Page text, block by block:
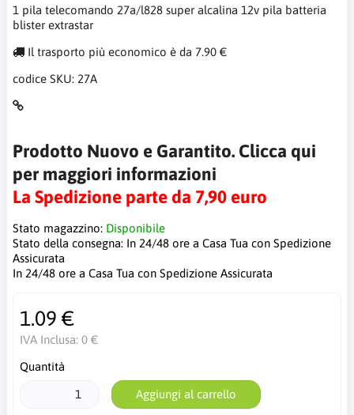
1 pila telecomando 27a/l828 super alcalina 12v pila batteria
blister extrastar
Il trasporto più economico è da 7.90 €
codice SKU: 27A
Prodotto Nuovo e Garantito. Clicca qui
per maggiori informazioni
La Spedizione parte da 7,90 euro
Stato magazzino: Disponibile
Stato della consegna: In 24/48 ore a Casa Tua con Spedizione
Assicurata
In 24/48 ore a Casa Tua con Spedizione Assicurata
1.09 €
IVA Inclusa: 0 €
Quantità
Aggiungi al carrello